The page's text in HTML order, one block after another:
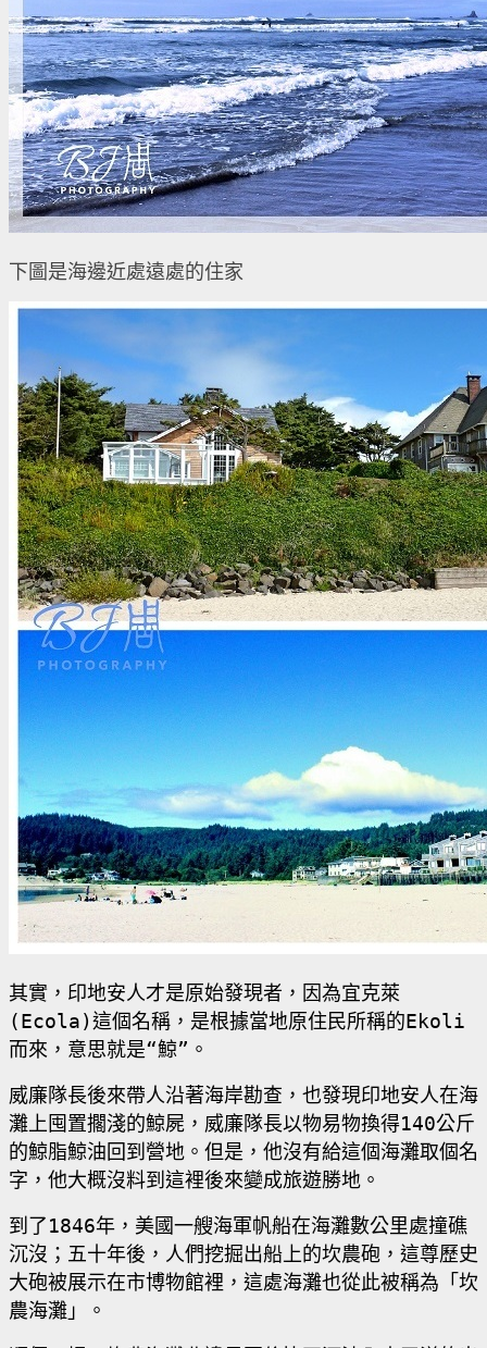
下圖是海邊近處遠處的住家
其實，印地安人才是原始發現者，因為宜克萊
(Ecola)這個名稱，是根據當地原住民所稱的Ekoli
而來，意思就是“鯨”。
威廉隊長後來帶人沿著海岸勘查，也發現印地安人在海
灘上囤置擱淺的鯨屍，威廉隊長以物易物換得140公斤
的鯨脂鯨油回到營地。但是，他沒有給這個海灘取個名
字，他大概沒料到這裡後來變成旅遊勝地。
到了1846年，美國一艘海軍帆船在海灘數公里處撞礁
沉沒；五十年後，人們挖掘出船上的坎農砲，這尊歷史
大砲被展示在市博物館裡，這處海灘也從此被稱為「坎
農海灘」。